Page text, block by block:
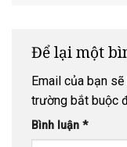
Để lại một
Email của bạn
trường bắt buộc
Bình luận *